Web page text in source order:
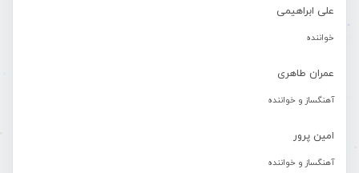
علی ابراهیمی
خواننده
عمران طاهری
آهنگساز و خواننده
امین پرور
آهنگساز و خواننده